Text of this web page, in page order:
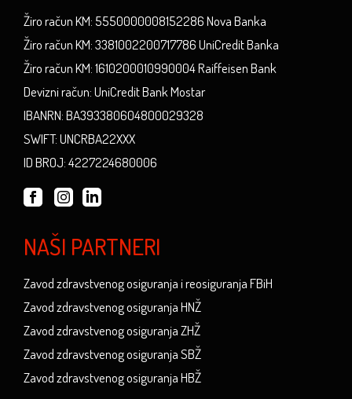
Žiro račun KM: 5550000008152286 Nova Banka
Žiro račun KM: 3381002200717786 UniCredit Banka
Žiro račun KM: 1610200010990004 Raiffeisen Bank
Devizni račun: UniCredit Bank Mostar
IBANRN: BA393380604800029328
SWIFT: UNCRBA22XXX
ID BROJ: 4227224680006
NAŠI PARTNERI
Zavod zdravstvenog osiguranja i reosiguranja FBiH
Zavod zdravstvenog osiguranja HNŽ
Zavod zdravstvenog osiguranja ZHŽ
Zavod zdravstvenog osiguranja SBŽ
Zavod zdravstvenog osiguranja HBŽ